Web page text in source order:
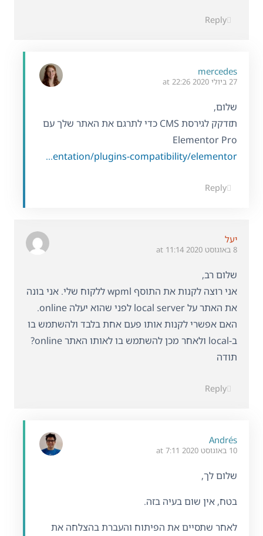
Reply
mercedes
27 ביולי 2020 at 22:26
שלום,
תזדקק לגירסת CMS כדי לתרגם את האתר שלך עם
Elementor Pro
https://wpml.org/documentation/plugins-compatibility/elementor/
Reply
יעל
8 באוגוסט 2020 at 11:14
שלום רב,
אני רוצה לקנות את התוסף wpml ללקוח שלי. אני בונה
את האתר על local server לפני שהוא יעלה online.
האם אפשרי לקנות אותו פעם אחת בלבד ולהשתמש בו
ב-local ולאחר מכן להשתמש בו לאותו האתר online?
תודה
Reply
Andrés
10 באוגוסט 2020 at 7:11
שלום לך,
בטח, אין שום בעיה בזה.
לאחר שתסיים את הפיתוח והעברת בהצלחה את